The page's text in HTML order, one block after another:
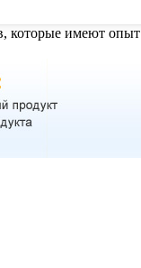
которые имеют